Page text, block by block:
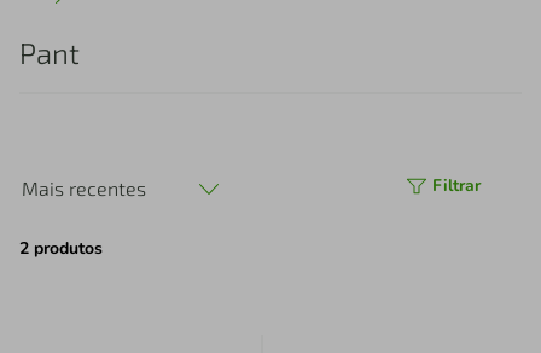
Pant
Mais recentes Filtrar
2 produtos
º
perfume
4º air fryer